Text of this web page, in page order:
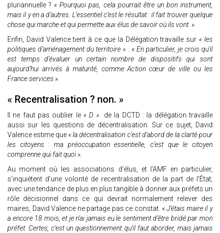
pluriannuelle ? « Pourquoi pas, cela pourrait être un bon instrument,
mais il y en a d’autres. L’essentiel c’est le résultat : il fait trouver quelque
chose qui marche et qui permette aux élus de savoir où ils vont. »
Enfin, David Valence tient à ce que la Délégation travaille sur « les
politiques d’aménagement du territoire » . « En particulier, je crois qu’il
est temps d’évaluer un certain nombre de dispositifs qui sont
aujourd’hui arrivés à maturité, comme Action cœur de ville ou les
France services ».
« Recentralisation ? non. »
Il ne faut pas oublier le« D » de la DCTD : la délégation travaille
aussi sur les questions de décentralisation. Sur ce sujet, David
Valence estime que « la décentralisation c’est d’abord de la clarté pour
les citoyens : ma préoccupation essentielle, c’est que le citoyen
comprenne qui fait quoi ».
Au moment où les associations d’élus, et l’AMF en particulier,
s’inquiètent d’une volonté de recentralisation de la part de l’État,
avec une tendance de plus en plus tangible à donner aux préfets un
rôle décisionnel dans ce qui devrait normalement relever des
maires, David Valence ne partage pas ce constat. « J’étais maire il y
a encore 18 mois, et je n’ai jamais eu le sentiment d’être bridé par mon
préfet. Certes, c’est un questionnement qu’il faut aborder, mais jamais